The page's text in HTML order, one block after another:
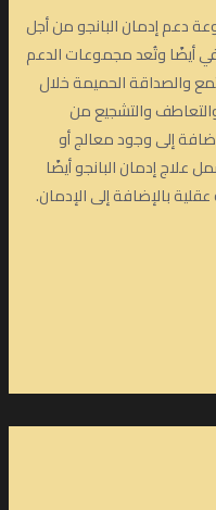
دعم إدمان البانجو من أجل
أيضًا وتُعد مجموعات الدعم
والصداقة الحميمة خلال
والتشجيع من
إلى وجود معالج أو
إدمان البانجو أيضًا
بالإضافة إلى الإدمان.